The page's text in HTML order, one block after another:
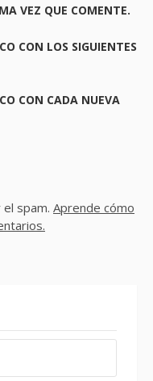
VEZ QUE COMENTE.
CON LOS SIGUIENTES
CON CADA NUEVA
spam. Aprende cómo